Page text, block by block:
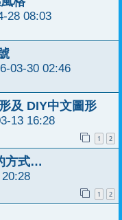
28 08:03
03-30 02:46
及 DIY中文圖形
13 16:28
1 2
方式…
1 2